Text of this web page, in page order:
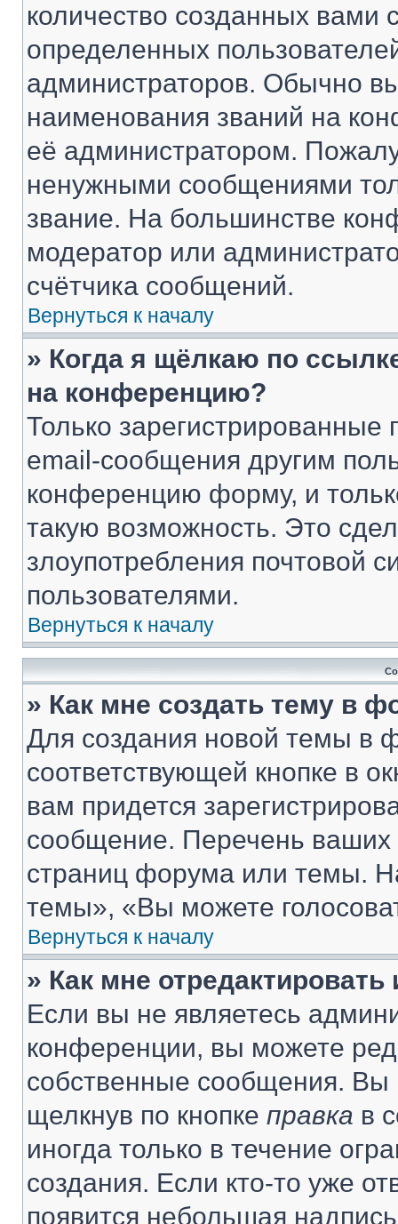
количество созданных
определенных
администраторов. Обычно
наименования званий на
её администратором.
ненужными сообщениями
звание. На большинстве
модератор или
счётчика сообщений.
Вернуться к началу
» Когда я щёлкаю по
на конференцию?
Только зарегистрированные
email-сообщения другим
конференцию форму, и
такую возможность. Это
злоупотребления почтовой
пользователями.
Вернуться к началу
» Как мне создать тему в
Для создания новой темы в
соответствующей кнопке в
вам придется
сообщение. Перечень ваших
страниц форума или темы.
темы», «Вы можете
Вернуться к началу
» Как мне
Если вы не являетесь
конференции, вы можете
собственные сообщения. Вы
щелкнув по кнопке правка в
иногда только в течение
создания. Если кто-то уже
появится небольшая